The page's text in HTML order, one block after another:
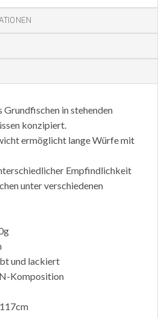
Grundfischen in stehenden
konzipiert.
ermöglicht lange Würfe mit
Empfindlichkeit
unter verschiedenen
und lackiert
Komposition